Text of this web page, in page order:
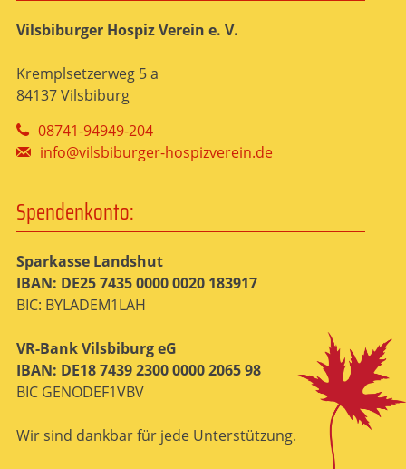
Vilsbiburger Hospiz Verein e. V.
Kremplsetzerweg 5 a
84137 Vilsbiburg
08741-94949-204
info@vilsbiburger-hospizverein.de
Spendenkonto:
Sparkasse Landshut
IBAN: DE25 7435 0000 0020 183917
BIC: BYLADEM1LAH
VR-Bank Vilsbiburg eG
IBAN: DE18 7439 2300 0000 2065 98
BIC GENODEF1VBV
Wir sind dankbar für jede Unterstützung.